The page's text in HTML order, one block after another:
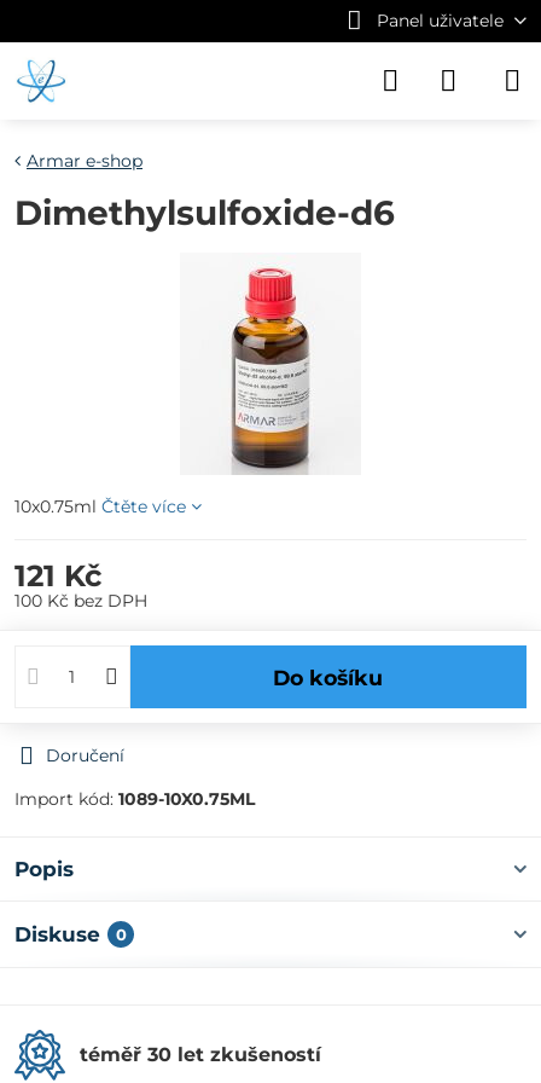
Panel uživatele
Armar e-shop
Dimethylsulfoxide-d6
10x0.75ml Čtěte více
121 Kč
100 Kč bez DPH
Do košíku
Doručení
Import kód: 1089-10X0.75ML
Popis
Diskuse 0
téměř 30 let zkušeností